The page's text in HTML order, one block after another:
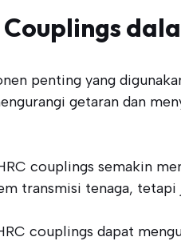
Couplings
penting yang
getaran dan
couplings semakin
transmisi tenaga,
couplings dapat